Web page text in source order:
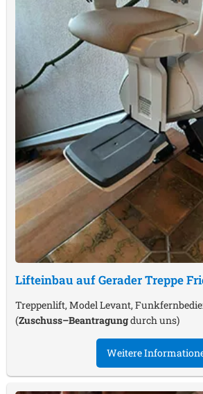
Lifteinbau auf Gerader Treppe
Treppenlift, Model Levant,
(Zuschuss–Beantragungdurch uns)
Weitere